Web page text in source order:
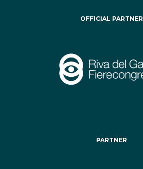
OFFICIAL PARTNER
PARTNER